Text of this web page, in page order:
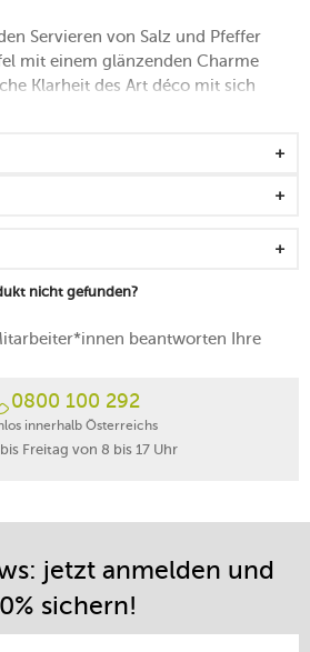
Servieren von Salz und Pfeffer
mit einem glänzenden Charme
Klarheit des Art déco mit sich
nicht gefunden?
beantworten Ihre
0800 100 292
innerhalb Österreichs
Freitag von 8 bis 17 Uhr
jetzt anmelden und
sichern!